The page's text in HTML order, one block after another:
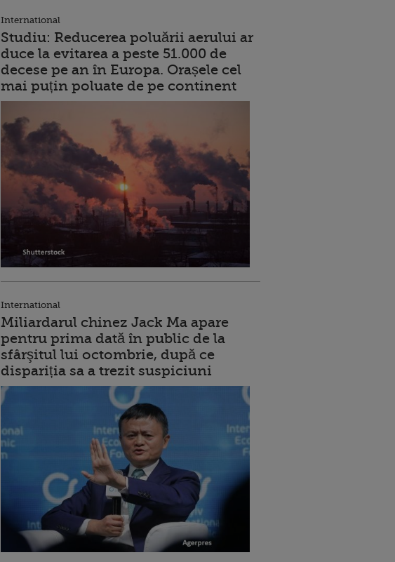
International
Studiu: Reducerea poluării aerului ar
duce la evitarea a peste 51.000 de
decese pe an în Europa. Orașele cel
mai puțin poluate de pe continent
International
Miliardarul chinez Jack Ma apare
pentru prima dată în public de la
sfârşitul lui octombrie, după ce
dispariția sa a trezit suspiciuni